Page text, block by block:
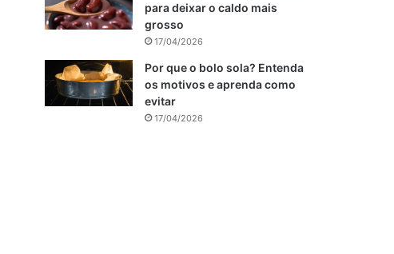
para deixar o caldo mais
grosso
17/04/2026
Por que o bolo sola? Entenda
os motivos e aprenda como
evitar
17/04/2026